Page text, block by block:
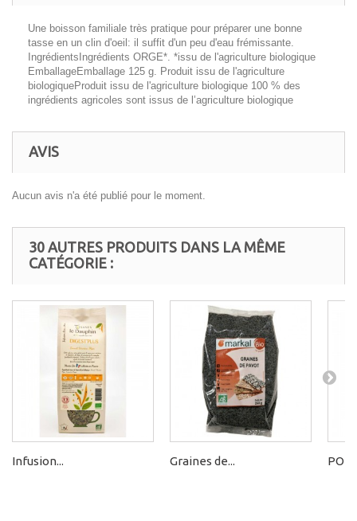
Une boisson familiale très pratique pour préparer une bonne
tasse en un clin d'oeil: il suffit d'un peu d'eau frémissante.
IngrédientsIngrédients ORGE*. *issu de l'agriculture biologique
EmballageEmballage 125 g. Produit issu de l'agriculture
biologiqueProduit issu de l'agriculture biologique 100 % des
ingrédients agricoles sont issus de l’agriculture biologique
AVIS
Aucun avis n'a été publié pour le moment.
30 AUTRES PRODUITS DANS LA MÊME
CATÉGORIE :
Infusion... Graines de...